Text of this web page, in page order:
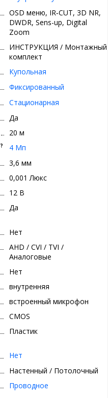
OSD меню, IR‐CUT, 3D NR,
DWDR, Sens-up, Digital
Zoom
ИНСТРУКЦИЯ / Монтажный
комплект
Купольная
Фиксированный
Стационарная
Да
20 м
?
4 Мп
3,6 мм
0,001 Люкс
12 В
Да
Нет
AHD / CVI / TVI /
Аналоговые
Нет
внутренняя
встроенный микрофон
CMOS
Пластик
Нет
Настенный / Потолочный
Проводное